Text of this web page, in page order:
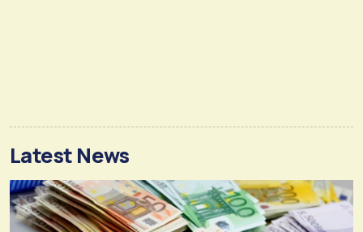
Latest News